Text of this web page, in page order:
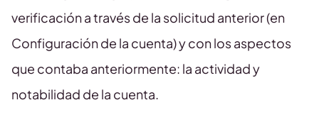
verificación a través de la solicitud anterior (en
Configuración de la cuenta) y con los aspectos
que contaba anteriormente: la actividad y
notabilidad de la cuenta.